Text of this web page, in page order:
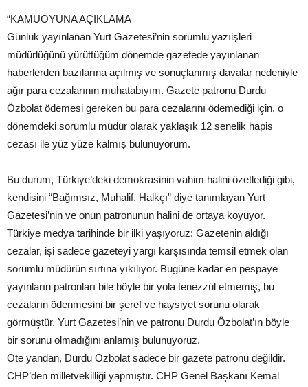
“KAMUOYUNA AÇIKLAMA
Günlük yayınlanan Yurt Gazetesi’nin sorumlu yazıişleri
müdürlüğünü yürüttüğüm dönemde gazetede yayınlanan
haberlerden bazılarına açılmış ve sonuçlanmış davalar nedeniyle
ağır para cezalarının muhatabıyım. Gazete patronu Durdu
Özbolat ödemesi gereken bu para cezalarını ödemediği için, o
dönemdeki sorumlu müdür olarak yaklaşık 12 senelik hapis
cezası ile yüz yüze kalmış bulunuyorum.
Bu durum, Türkiye’deki demokrasinin vahim halini özetlediği gibi,
kendisini “Bağımsız, Muhalif, Halkçı” diye tanımlayan Yurt
Gazetesi’nin ve onun patronunun halini de ortaya koyuyor.
Türkiye medya tarihinde bir ilki yaşıyoruz: Gazetenin aldığı
cezalar, işi sadece gazeteyi yargı karşısında temsil etmek olan
sorumlu müdürün sırtına yıkılıyor. Bugüne kadar en pespaye
yayınların patronları bile böyle bir yola tenezzül etmemiş, bu
cezaların ödenmesini bir şeref ve haysiyet sorunu olarak
görmüştür. Yurt Gazetesi’nin ve patronu Durdu Özbolat’ın böyle
bir sorunu olmadığını anlamış bulunuyoruz.
Öte yandan, Durdu Özbolat sadece bir gazete patronu değildir.
CHP’den milletvekilliği yapmıştır. CHP Genel Başkanı Kemal